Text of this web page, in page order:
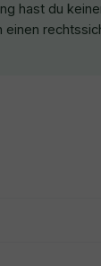
hast du